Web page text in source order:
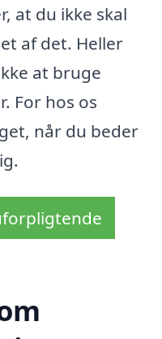
at du ikke skal
af det. Heller
at bruge
For hos os
når du beder